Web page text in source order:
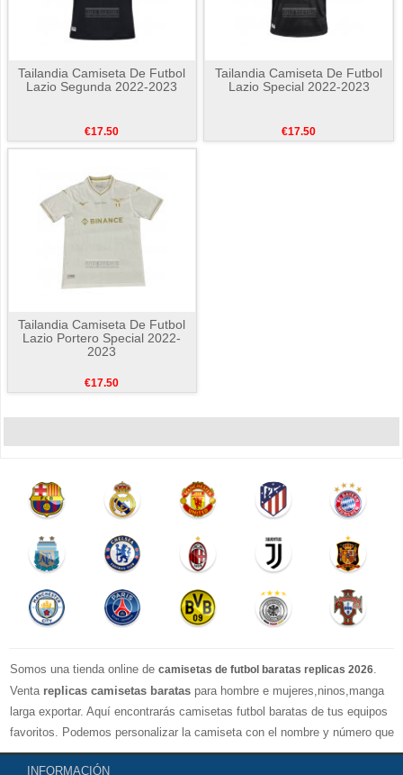
Tailandia Camiseta De Futbol
Lazio Segunda 2022-2023
€17.50
Tailandia Camiseta De Futbol
Lazio Special 2022-2023
€17.50
Tailandia Camiseta De Futbol
Lazio Portero Special 2022-
2023
€17.50
Somos una tienda online de camisetas de futbol baratas replicas 2026
Venta replicas camisetas baratas para hombre e mujeres,ninos,manga
larga exportar. Aquí encontrarás camisetas futbol baratas de tus equipos
favoritos. Podemos personalizar la camiseta con el nombre y número que
quieras. Nuestrascamisetas de futbol replicasson de máxima calidad
INFORMACIÓN